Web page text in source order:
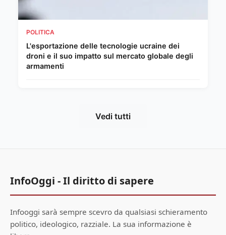
POLITICA
L'esportazione delle tecnologie ucraine dei
droni e il suo impatto sul mercato globale degli
armamenti
Vedi tutti
InfoOggi - Il diritto di sapere
Infooggi sarà sempre scevro da qualsiasi schieramento
politico, ideologico, razziale. La sua informazione è